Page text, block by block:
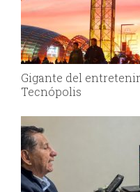
Gigante del
Tecnópolis